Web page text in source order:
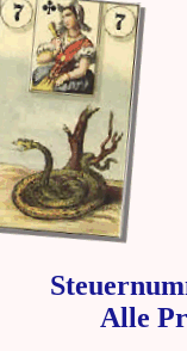
Alle